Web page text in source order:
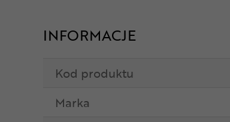
INFORMACJE
Kod produktu
Marka